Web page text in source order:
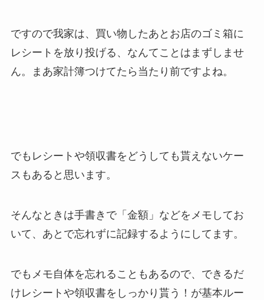
ですので我家は、買い物したあとお店のゴミ箱に
レシートを放り投げる、なんてことはまずしませ
ん。まあ家計簿つけてたら当たり前ですよね。
でもレシートや領収書をどうしても貰えないケー
スもあると思います。
そんなときは手書きで「金額」などをメモしてお
いて、あとで忘れずに記録するようにしてます。
でもメモ自体を忘れることもあるので、できるだ
けレシートや領収書をしっかり貰う！が基本ルー